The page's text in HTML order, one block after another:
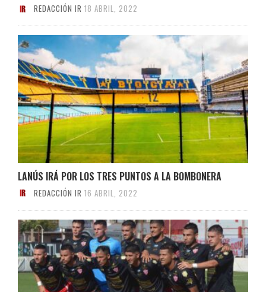
REDACCIÓN IR 18 ABRIL, 2022
LANÚS IRÁ POR LOS TRES PUNTOS A LA BOMBONERA
REDACCIÓN IR 16 ABRIL, 2022